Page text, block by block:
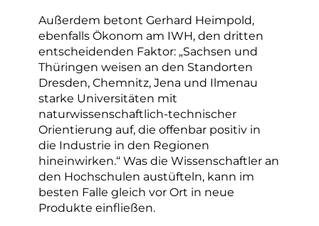
Außerdem betont Gerhard Heimpold,
ebenfalls Ökonom am IWH, den dritten
entscheidenden Faktor: „Sachsen und
Thüringen weisen an den Standorten
Dresden, Chemnitz, Jena und Ilmenau
starke Universitäten mit
naturwissenschaftlich-technischer
Orientierung auf, die offenbar positiv in
die Industrie in den Regionen
hineinwirken.“ Was die Wissenschaftler an
den Hochschulen austüfteln, kann im
besten Falle gleich vor Ort in neue
Produkte einfließen.